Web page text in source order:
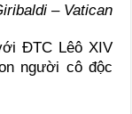
– Vatican